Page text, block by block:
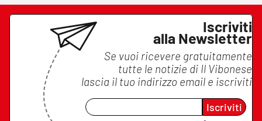
Iscriviti
alla Newsletter
Se vuoi ricevere gratuitamente
tutte le notizie di Il Vibonese
lascia il tuo indirizzo email e iscriviti
Iscriviti